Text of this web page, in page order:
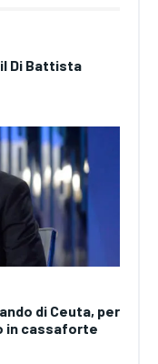
Di Battista
di Ceuta, per
in cassaforte